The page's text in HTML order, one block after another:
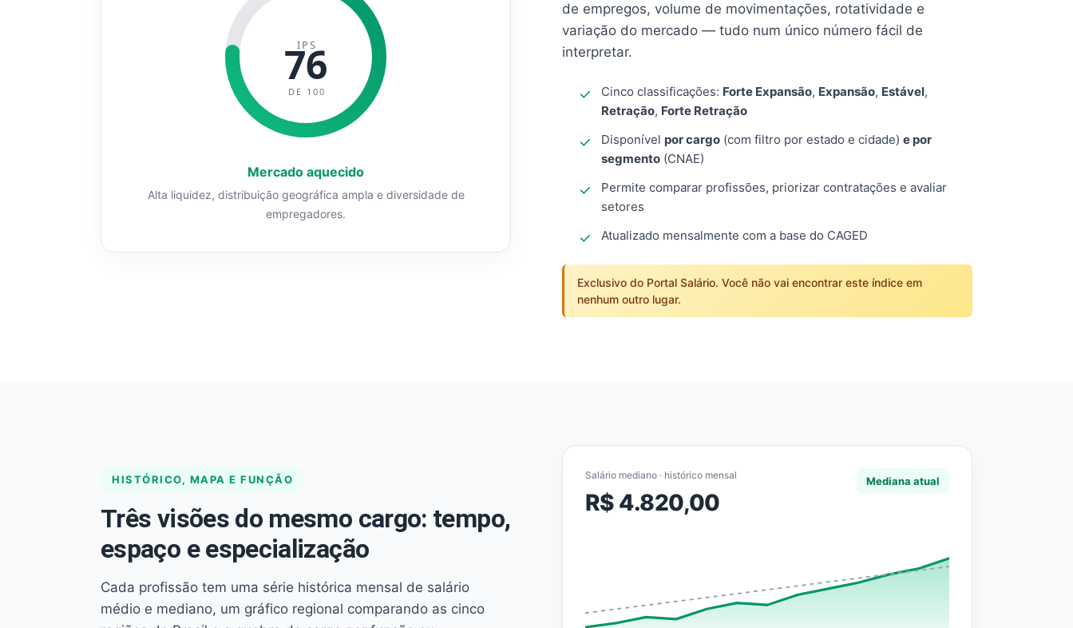
de empregos, volume de movimentações, rotatividade e
variação do mercado — tudo num único número fácil de
interpretar.
Cinco classificações: Forte Expansão, Expansão, Estável,
Retração, Forte Retração
Disponível por cargo (com filtro por estado e cidade) e por
segmento (CNAE)
Permite comparar profissões, priorizar contratações e avaliar
setores
Atualizado mensalmente com a base do CAGED
Exclusivo do Portal Salário. Você não vai encontrar este índice em
nenhum outro lugar.
IPS
76
DE 100
Mercado aquecido
Alta liquidez, distribuição geográfica ampla e diversidade de
empregadores.
HISTÓRICO, MAPA E FUNÇÃO
Três visões do mesmo cargo: tempo,
espaço e especialização
Cada profissão tem uma série histórica mensal de salário
médio e mediano, um gráfico regional comparando as cinco
Salário mediano · histórico mensal
R$ 4.820,00
Mediana atual